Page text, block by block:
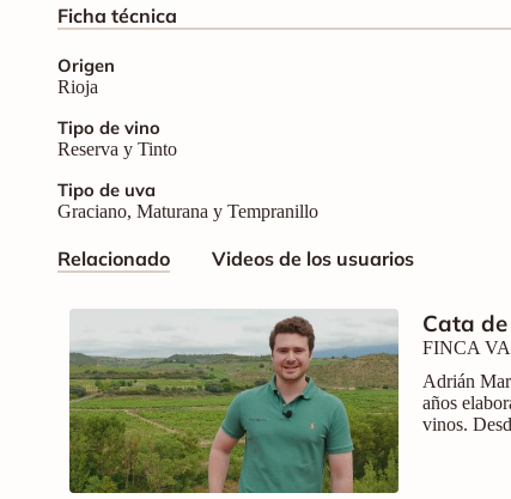
Ficha técnica
Origen
Rioja
Tipo de vino
Reserva y Tinto
Tipo de uva
Graciano, Maturana y Tempranillo
Relacionado Videos de los usuarios
Cata
FINCA
Adrián
años
vinos.